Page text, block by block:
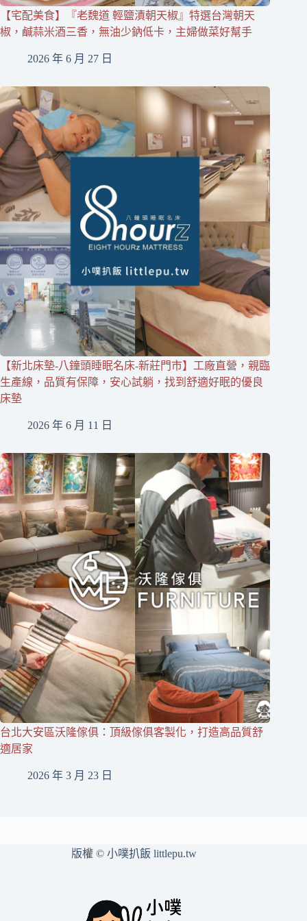
【宅配美食】『老魏道 輕鹽漬朝天椒』特選台灣朝天
椒，鹹蒜米酒三香，無油少鈉低卡，主婦做菜好幫手
2026 年 6 月 27 日
【新北床墊-八鐘頭睡眠名床-新莊門市】工廠直營，親臨
生產線，品質有保障，安心試躺，找到舒適好眠的優良
床墊
2026 年 6 月 11 日
台北大安區沃隆傢俱：頂級傢俱客製化，打造高品質舒
適居家
2026 年 3 月 23 日
版權 © 小噗扒飯 littlepu.tw